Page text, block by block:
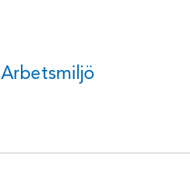
Arbetsmiljö